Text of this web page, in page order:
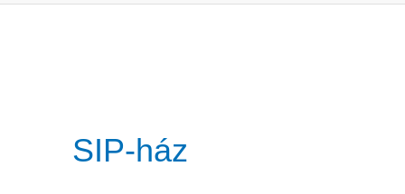
SIP-ház